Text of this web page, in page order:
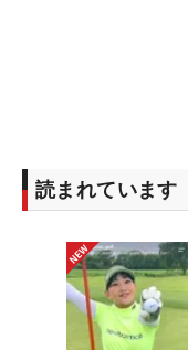
読まれています